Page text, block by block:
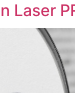
Laser